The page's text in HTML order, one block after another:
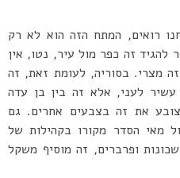
רואים, המתח הזה הוא לא רק
להגיד זה כפר מול עיר, נטו, אין
מצרי. בסוריה, לעומת זאת, זה
לעני, אלא זה בין בן עדה
את זה בצבעים אחרים. גם
מאי הסדר מקורו בקהילות של
ופרברים, זה מוסיף משקל